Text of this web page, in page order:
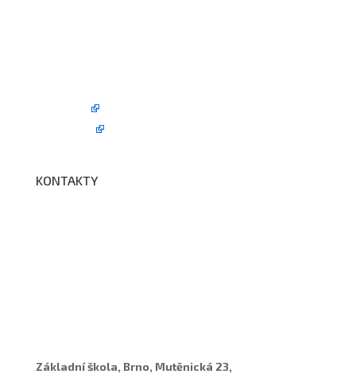
KONTAKTY
Základní škola, Brno, Mutěnická 23,